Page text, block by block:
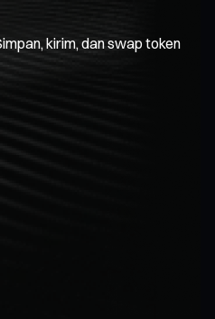
kirim, dan swap token